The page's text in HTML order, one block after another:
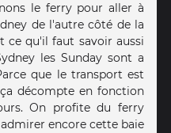
le ferry pour aller à
de l'autre côté de la
ce qu'il faut savoir aussi
les Sunday sont a
que le transport est
décompte en fonction
On profite du ferry
encore cette baie